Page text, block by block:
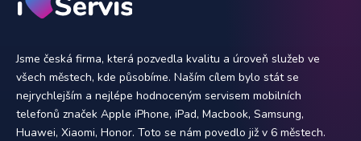
Jsme česká firma, která pozvedla kvalitu a úroveň služeb ve
všech městech, kde působíme. Naším cílem bylo stát se
nejrychlejším a nejlépe hodnoceným servisem mobilních
telefonů značek Apple iPhone, iPad, Macbook, Samsung,
Huawei, Xiaomi, Honor. Toto se nám povedlo již v 6 městech.